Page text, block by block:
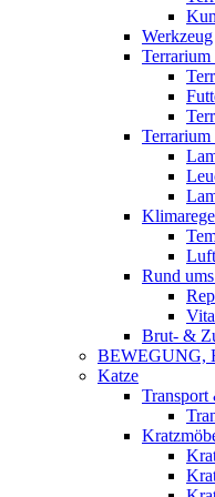
Werkzeug
Rund
Brut- &
BEWEGUNG,
Katze
Transport